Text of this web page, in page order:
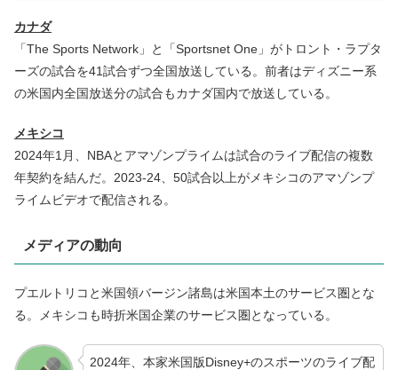
カナダ
「The Sports Network」と「Sportsnet One」がトロント・ラプタ
ーズの試合を41試合ずつ全国放送している。前者はディズニー系
の米国内全国放送分の試合もカナダ国内で放送している。
メキシコ
2024年1月、NBAとアマゾンプライムは試合のライブ配信の複数
年契約を結んだ。2023-24、50試合以上がメキシコのアマゾンプ
ライムビデオで配信される。
メディアの動向
プエルトリコと米国領バージン諸島は米国本土のサービス圏とな
る。メキシコも時折米国企業のサービス圏となっている。
2024年、本家米国版Disney+のスポーツのライブ配